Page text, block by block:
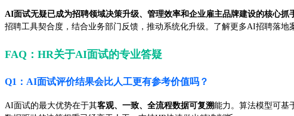
AI面试无疑已成为招聘领域决策升级、管理效率和企业雇主品牌建设的核心抓
招聘工具契合度，结合业务部门反馈，推动系统化升级。了解更多AI招聘落地
FAQ：HR关于AI面试的专业答疑
Q1：AI面试评价结果会比人工更有参考价值吗？
AI面试的最大优势在于其客观、一致、全流程数据可复溯能力。算法模型可基